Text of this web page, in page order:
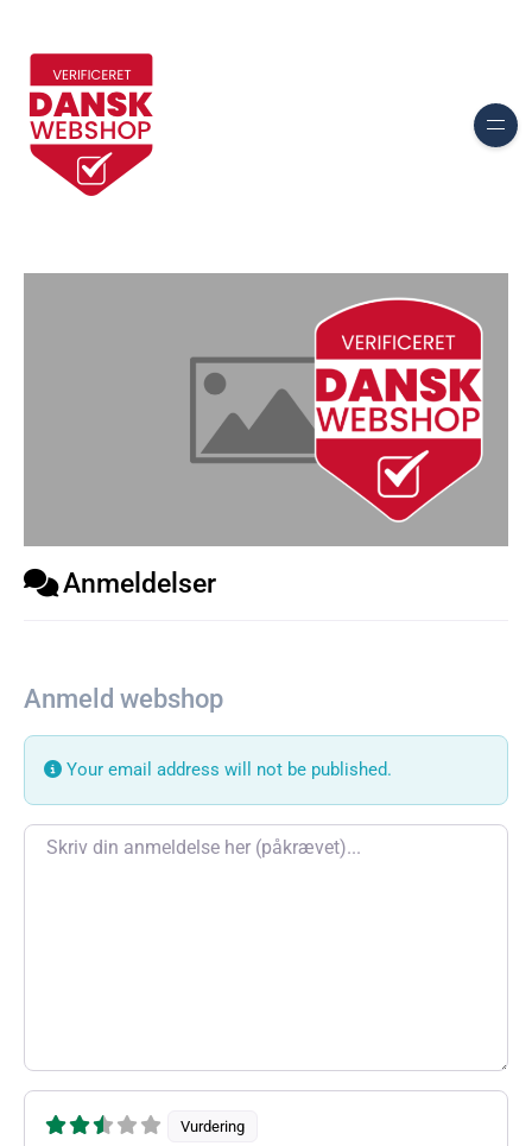
Anmeldelser
Anmeld webshop
Your email address will not be published.
Review text
Vurdering